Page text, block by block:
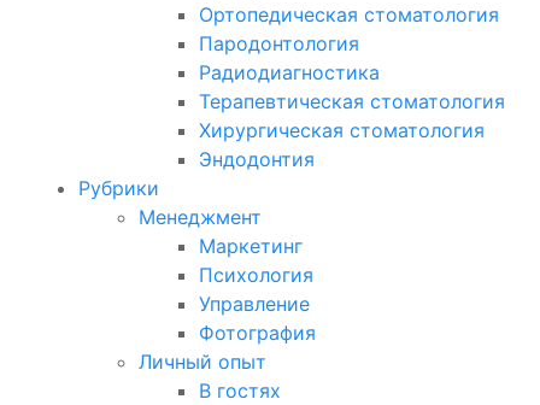
Ортопедическая стоматология
Пародонтология
Радиодиагностика
Терапевтическая стоматология
Хирургическая стоматология
Эндодонтия
Рубрики
Менеджмент
Маркетинг
Психология
Управление
Фотография
Личный опыт
В гостях